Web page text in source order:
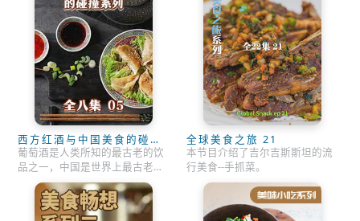
西方红酒与中国美食的碰撞
（5）
葡萄酒是人类所知的最古老的饮
品之一，中国是世界上最古老的
文明之一。其烹饪文化也同样历
史悠久。看甄大厨如何将二者完
美结合。
全球美食之旅 21
本节目介绍了吉尔吉斯斯坦的流
行美食--手抓菜。